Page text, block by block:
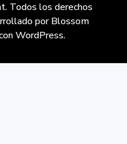
. Todos los derechos
porBlossom
WordPress.